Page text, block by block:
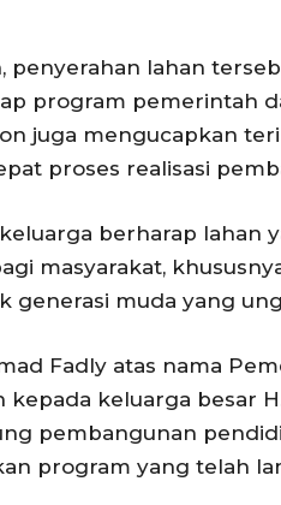
penyerahan lahan
program pemerintah
juga mengucapkan
proses realisasi
berharap lahan
masyarakat,
generasi muda yang
Fadly atas nama
kepada keluarga besar
pembangunan
program yang telah